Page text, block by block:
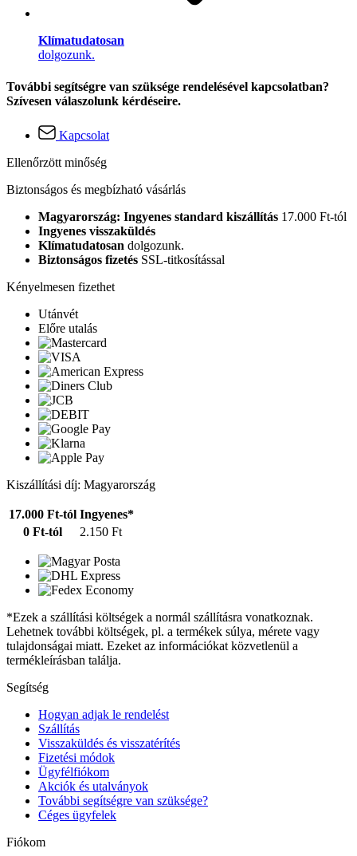
Klímatudatosan
dolgozunk.
További segítségre van szüksége rendelésével kapcsolatban?
Szívesen válaszolunk kérdéseire.
Kapcsolat
Ellenőrzött minőség
Biztonságos és megbízható vásárlás
Magyarország: Ingyenes standard kiszállítás 17.000 Ft-tól
Ingyenes visszaküldés
Klímatudatosan dolgozunk.
Biztonságos fizetés SSL-titkosítással
Kényelmesen fizethet
Utánvét
Előre utalás
Kiszállítási díj: Magyarország
17.000 Ft-tól Ingyenes*
0 Ft-tól
2.150 Ft
*Ezek a szállítási költségek a normál szállításra vonatkoznak.
Lehetnek további költségek, pl. a termékek súlya, mérete vagy
tulajdonságai miatt. Ezeket az információkat közvetlenül a
termékleírásban találja.
Segítség
Hogyan adjak le rendelést
Szállítás
Visszaküldés és visszatérítés
Fizetési módok
Ügyfélfiókom
Akciók és utalványok
További segítségre van szüksége?
Céges ügyfelek
Fiókom